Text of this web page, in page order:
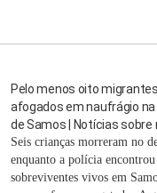
Pelo menos oito
afogados em naufrágio na
de Samos | Notícias sobre
Seis crianças morreram no
enquanto a polícia
sobreviventes vivos em